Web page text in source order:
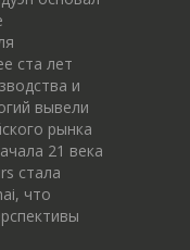
ста лет
и
вывели
рынка
21 века
стала
что